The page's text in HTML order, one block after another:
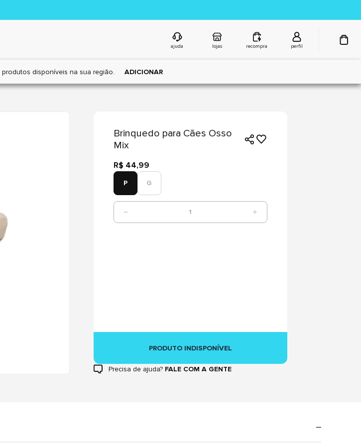
ajuda lojas recompra perfil
produtos disponíveis na sua região. ADICIONAR
Brinquedo para Cães Osso
Mix
R$ 44,99
P G
1
PRODUTO INDISPONÍVEL
Precisa de ajuda? FALE COM A GENTE